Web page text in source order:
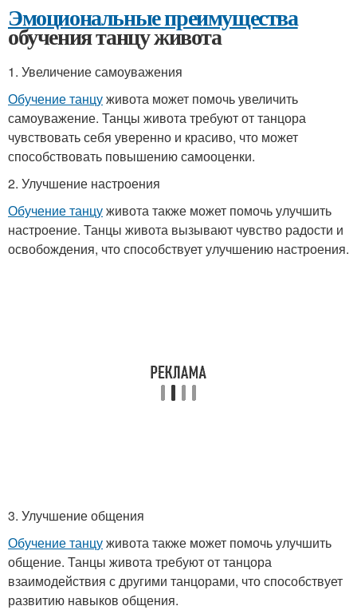
Эмоциональные преимущества
обучения танцу живота
1. Увеличение самоуважения
Обучение танцуживота может помочь увеличить
самоуважение. Танцы живота требуют от танцора
чувствовать себя уверенно и красиво, что может
способствовать повышению самооценки.
2. Улучшение настроения
Обучение танцуживота также может помочь улучшить
настроение. Танцы живота вызывают чувство радости и
освобождения, что способствует улучшению настроения.
3. Улучшение общения
Обучение танцуживота также может помочь улучшить
общение. Танцы живота требуют от танцора
взаимодействия с другими танцорами, что способствует
развитию навыков общения.